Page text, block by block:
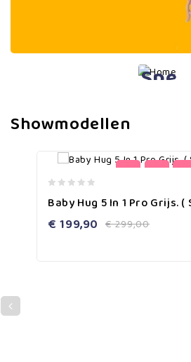
Shop nu
Showmodellen
out
5
Baby Hug 5 In 1 Pro Grijs.
€299,00
€ 199,90